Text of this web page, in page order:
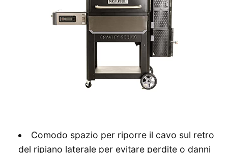
Comodo spazio per riporre il cavo sul retro
del ripiano laterale per evitare perdite o danni